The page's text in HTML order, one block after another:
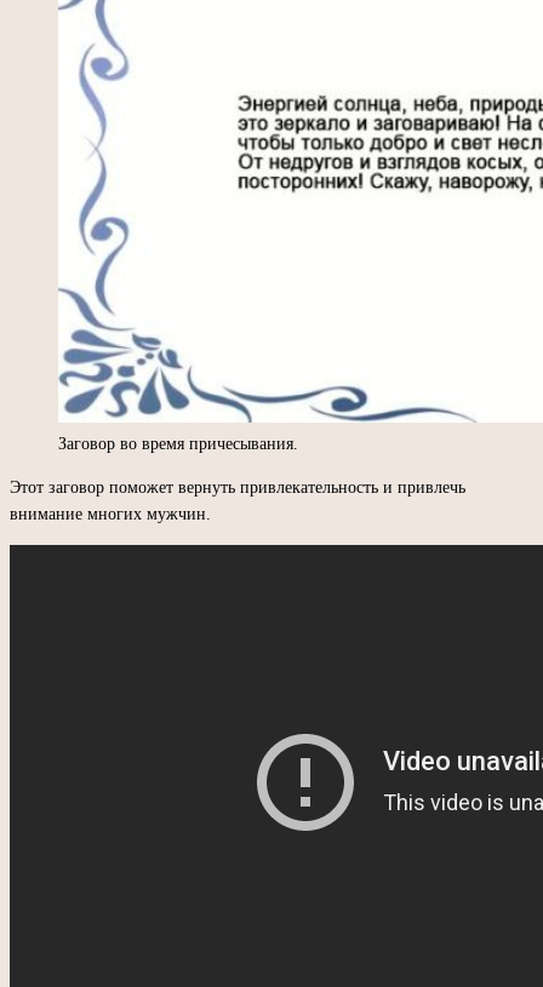
Заговор во время причесывания.
Этот заговор поможет вернуть привлекательность и привлечь
внимание многих мужчин.